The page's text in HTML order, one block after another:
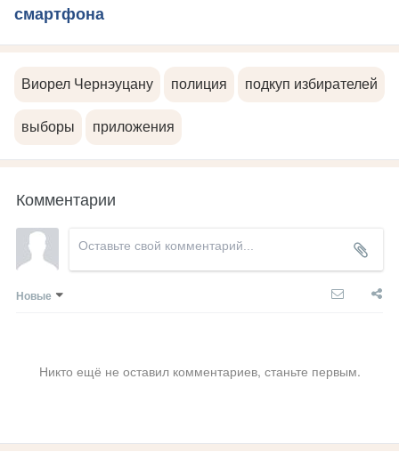
смартфона
Виорел Чернэуцану полиция подкуп избирателей
выборы приложения
Комментарии
Новые
Никто ещё не оставил комментариев, станьте первым.